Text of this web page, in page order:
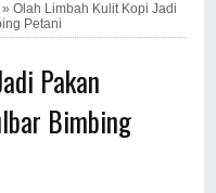
»Olah Limbah Kulit Kopi Jadi
Petani
Pakan
Bimbing